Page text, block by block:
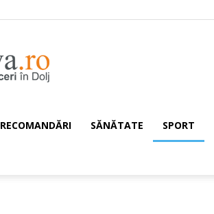
RECOMANDĂRI SĂNĂTATE SPORT